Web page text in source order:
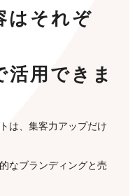
はそれぞ
用できま
は、集客力アップだけ
なブランディングと売